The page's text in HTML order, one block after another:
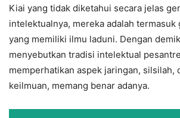
Kiai yang tidak diketahui secara jelas
intelektualnya, mereka adalah termasuk
yang memiliki ilmu laduni. Dengan
menyebutkan tradisi intelektual
memperhatikan aspek jaringan, silsilah,
keilmuan, memang benar adanya.